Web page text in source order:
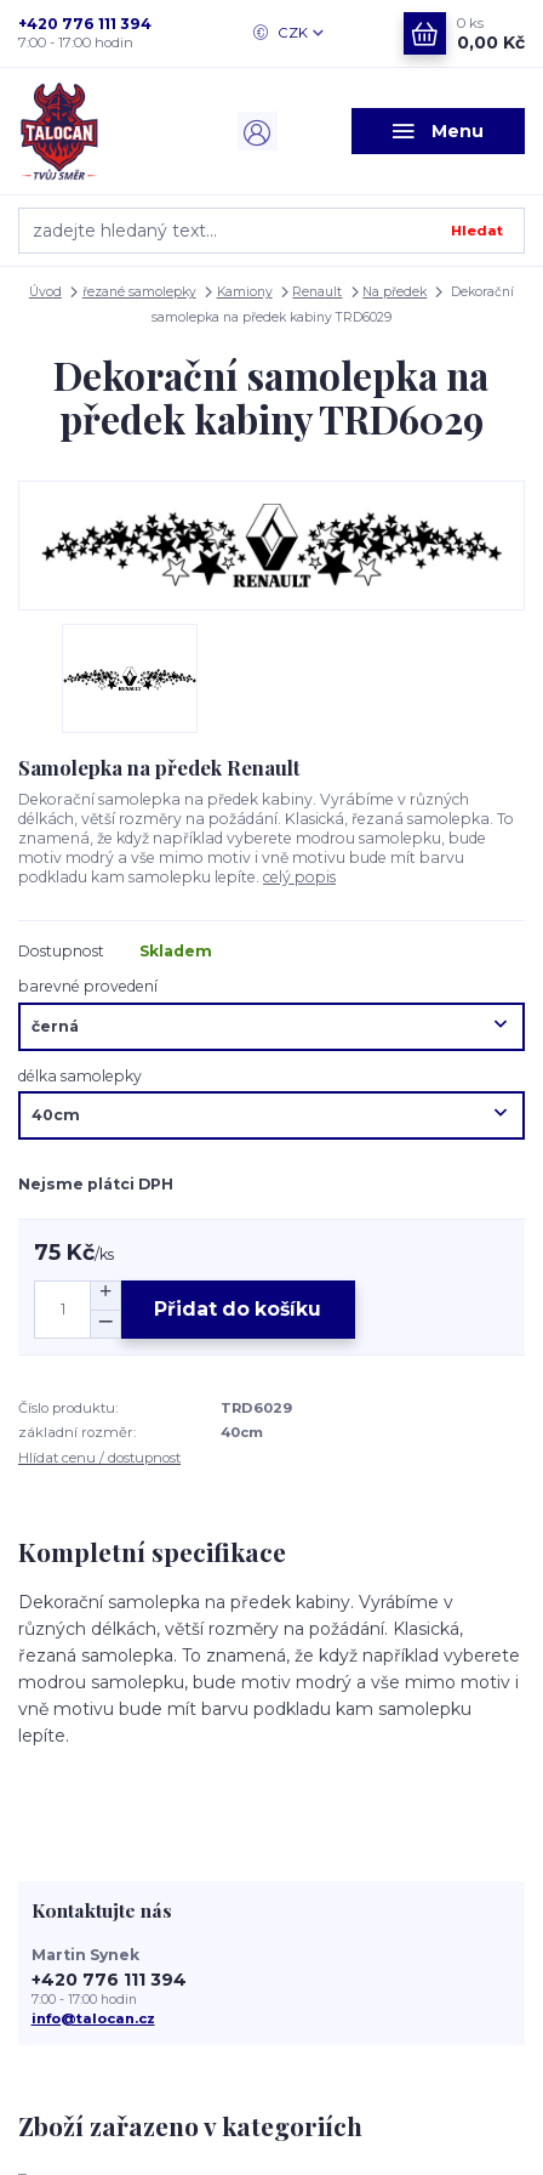
Menu
CZK
Hledat
+420 776 111 394
7:00 - 17:00 hodin
0 ks
0,00 Kč
Úvod řezané samolepky Kamiony Renault Na předek
Dekorační
samolepka na předek kabiny TRD6029
Dekorační samolepka na
předek kabiny TRD6029
Samolepka na předek Renault
Dekorační samolepka na předek kabiny. Vyrábíme v různých
délkách, větší rozměry na požádání. Klasická, řezaná samolepka. To
znamená, že když například vyberete modrou samolepku, bude
motiv modrý a vše mimo motiv i vně motivu bude mít barvu
podkladu kam samolepku lepíte. celý popis
Dostupnost
Skladem
barevné provedení
délka samolepky
Nejsme plátci DPH
75 Kč/ks
Přidat do košíku
Číslo produktu:
TRD6029
základní rozměr:
40cm
Hlídat cenu / dostupnost
Kompletní specifikace
Dekorační samolepka na předek kabiny. Vyrábíme v
různých délkách, větší rozměry na požádání. Klasická,
řezaná samolepka. To znamená, že když například vyberete
modrou samolepku, bude motiv modrý a vše mimo motiv i
vně motivu bude mít barvu podkladu kam samolepku
lepíte.
Zboží zařazeno v kategoriích
Kontaktujte nás
Martin Synek
+420 776 111 394
7:00 - 17:00 hodin
info@talocan.cz